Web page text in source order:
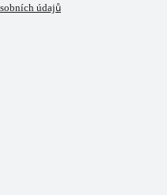
údajů